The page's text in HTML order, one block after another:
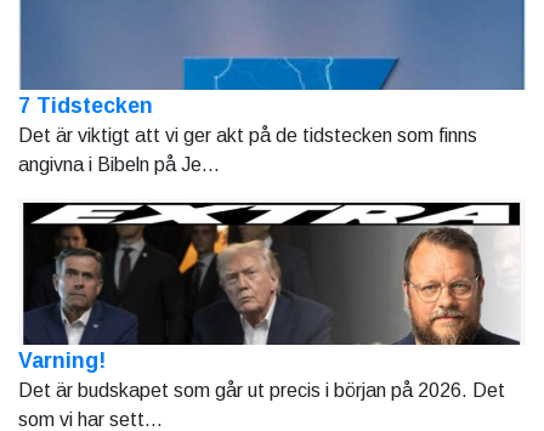
7 Tidstecken
Det är viktigt att vi ger akt på de tidstecken som finns
angivna i Bibeln på Je...
Varning!
Det är budskapet som går ut precis i början på 2026. Det
som vi har sett...